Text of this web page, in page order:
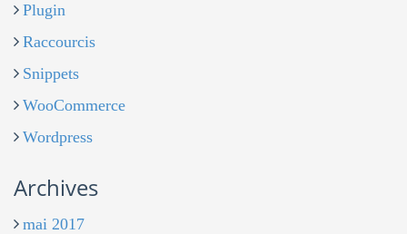
Plugin
Raccourcis
Snippets
WooCommerce
Wordpress
Archives
mai 2017